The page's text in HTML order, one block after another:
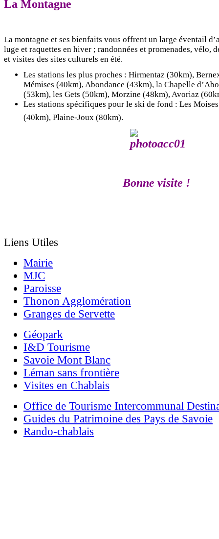
La Montagne
La montagne et ses bienfaits vous offrent un large éventail
luge et raquettes en hiver ; randonnées et promenades, vélo,
et visites des sites culturels en été.
Les stations les plus proches : Hirmentaz (30km),
Mémises (40km), Abondance (43km), la Chapelle
(53km), les Gets (50km), Morzine (48km), Avoriaz
Les stations spécifiques pour le ski de fond : Les
(40km), Plaine-Joux (80km).
Bonne visite !
Liens Utiles
Mairie
MJC
Paroisse
Thonon Agglomération
Granges de Servette
Géopark
I&D Tourisme
Savoie Mont Blanc
Léman sans frontière
Visites en Chablais
Office de Tourisme Intercommunal
Guides du Patrimoine des Pays de Savoie
Rando-chablais